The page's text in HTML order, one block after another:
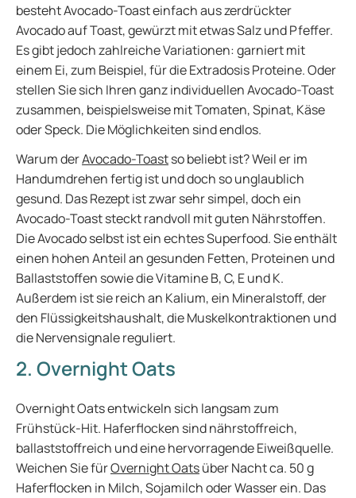
besteht Avocado-Toast einfach aus zerdrückter
Avocado auf Toast, gewürzt mit etwas Salz und Pfeffer.
Es gibt jedoch zahlreiche Variationen: garniert mit
einem Ei, zum Beispiel, für die Extradosis Proteine. Oder
stellen Sie sich Ihren ganz individuellen Avocado-Toast
zusammen, beispielsweise mit Tomaten, Spinat, Käse
oder Speck. Die Möglichkeiten sind endlos.
Warum derAvocado-Toastso beliebt ist? Weil er im
Handumdrehen fertig ist und doch so unglaublich
gesund. Das Rezept ist zwar sehr simpel, doch ein
Avocado-Toast steckt randvoll mit guten Nährstoffen.
Die Avocado selbst ist ein echtes Superfood. Sie enthält
einen hohen Anteil an gesunden Fetten, Proteinen und
Ballaststoffen sowie die Vitamine B, C, E und K.
Außerdem ist sie reich an Kalium, ein Mineralstoff, der
den Flüssigkeitshaushalt, die Muskelkontraktionen und
die Nervensignale reguliert.
2. Overnight Oats
Overnight Oats entwickeln sich langsam zum
Frühstück-Hit. Haferflocken sind nährstoffreich,
ballaststoffreich und eine hervorragende Eiweißquelle.
Weichen Sie fürOvernight Oatsüber Nacht ca. 50 g
Haferflocken in Milch, Sojamilch oder Wasser ein. Das